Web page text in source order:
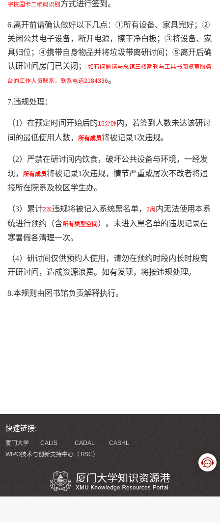
字校园卡二维码识别 方式进行签到。
6.离开前请确认做好以下几点：①所有设备、家具完好；②
关闭公共电子设备，断开电源，擦干净白板；③将设备、家
具归位；④携带自身物品并将垃圾带离研讨间；⑤离开后确
认研讨间房门已关闭；
如有问题请与总馆三楼期刊与工具书阅览室服务
台的工作人员联系，联系电话2184336。
7.违规处理：
（1）在预定时间开始后的15分钟内，若签到人数未达该研讨
间的最低使用人数，
所有成员将被记录1次违规。
（2）严禁在研讨间内饮食，破坏公共设备与环境，一经发
现，
所有成员将被记录1次违规，情节严重或屡次不改者将通
报所在院系及校区学生办。
（3）累计2次违规将被记入系统黑名单， 2周 内无法使用本系
统进行预约（含所有类型空间）。未进入黑名单的违规记录在
寒暑假各清理一次。
（4）研讨间仅供预约人使用，请勿在预约时段内长时段离
开研讨间，造成资源浪费。如有发现，将按违规处理。
8.本规则由图书馆负责解释执行。
快速链接:
厦门大学 CALIS CADAL
CASHL
WIPO技术与创新支持中心（TISC）